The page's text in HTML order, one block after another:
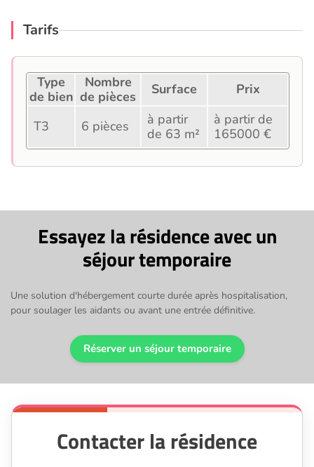
Tarifs
Type
de bien
Nombre
de pièces
Surface Prix
T3 6 pièces
à partir
de 63 m²
à partir de
165000 €
Essayez la résidence avec un
séjour temporaire
Une solution d'hébergement courte durée après hospitalisation,
pour soulager les aidants ou avant une entrée définitive.
Réserver un séjour temporaire
Contacter la résidence